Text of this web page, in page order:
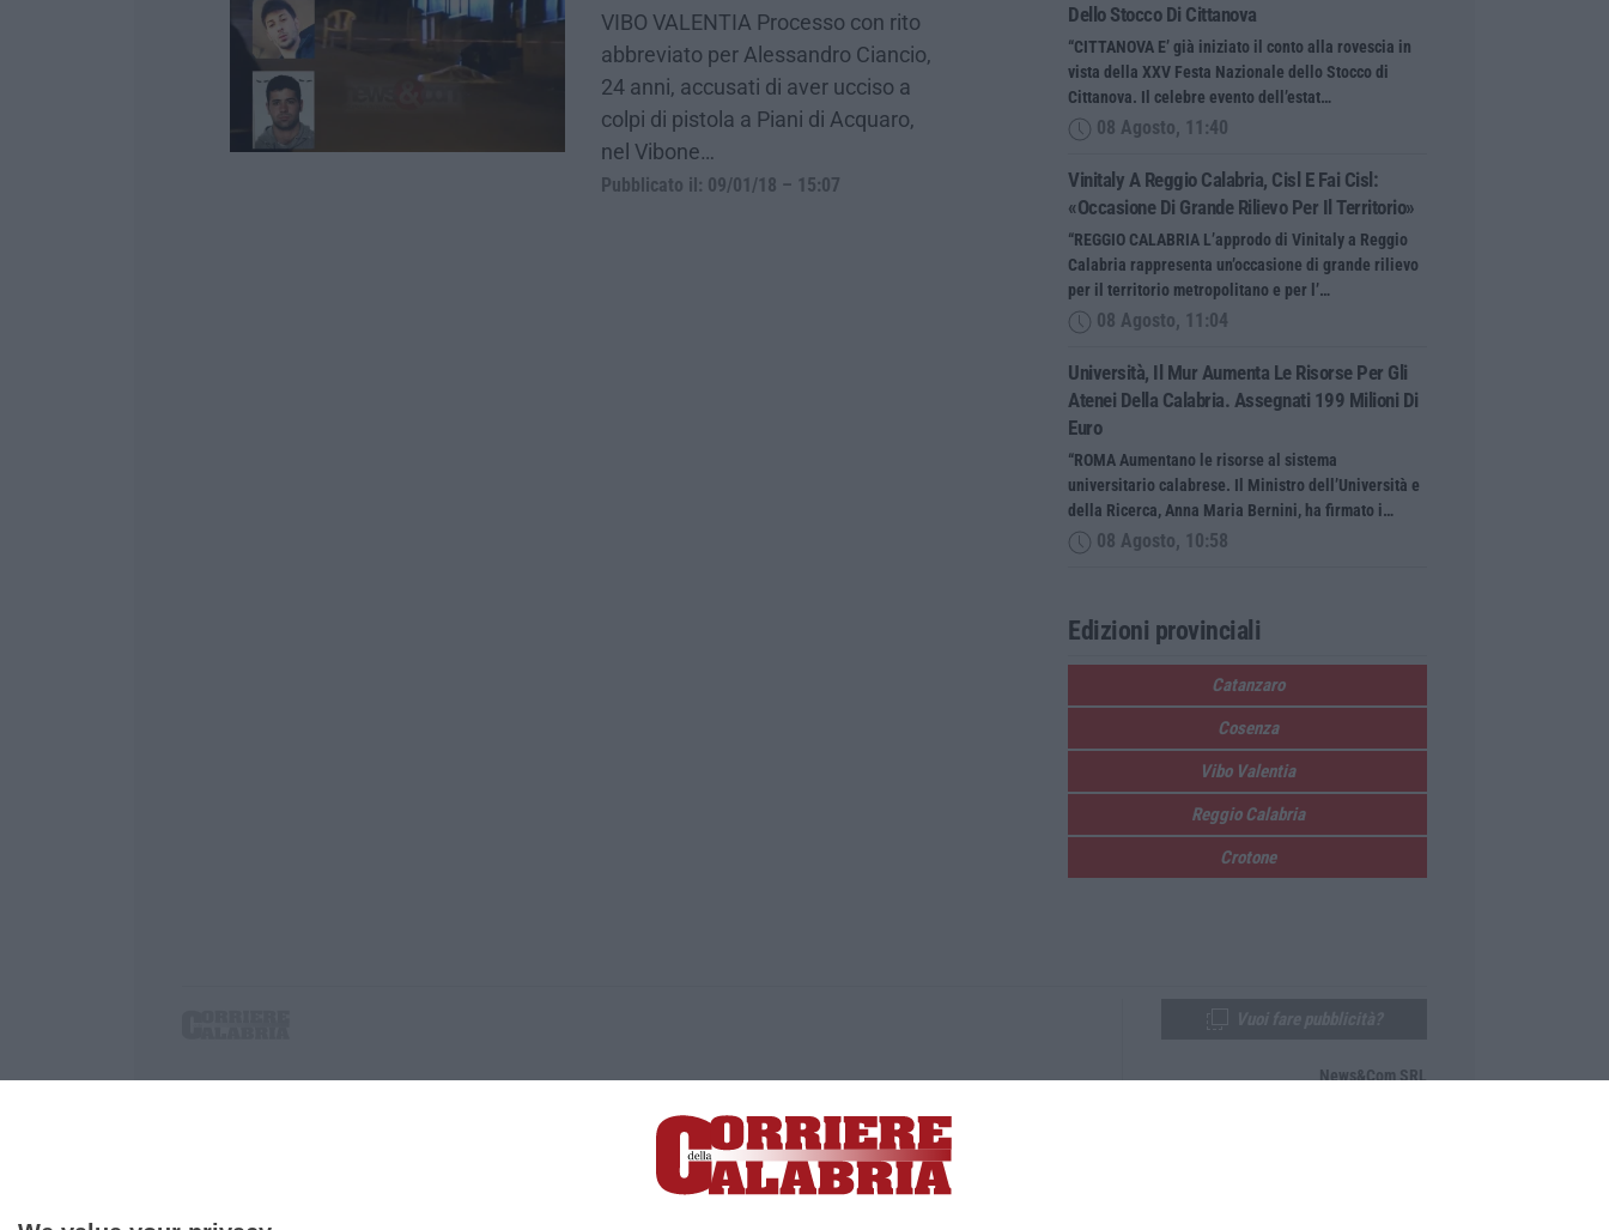
VIBO VALENTIA Processo con rito
abbreviato per Alessandro Ciancio,
24 anni, accusati di aver ucciso a
colpi di pistola a Piani di Acquaro,
nel Vibone…
Pubblicato il: 09/01/18 – 15:07
Dello Stocco Di Cittanova
“CITTANOVA E’ già iniziato il conto alla rovescia in
vista della XXV Festa Nazionale dello Stocco di
Cittanova. Il celebre evento dell’estat…
08 Agosto, 11:40
Vinitaly A Reggio Calabria, Cisl E Fai Cisl:
«Occasione Di Grande Rilievo Per Il Territorio»
“REGGIO CALABRIA L’approdo di Vinitaly a Reggio
Calabria rappresenta un’occasione di grande rilievo
per il territorio metropolitano e per l’…
08 Agosto, 11:04
Università, Il Mur Aumenta Le Risorse Per Gli
Atenei Della Calabria. Assegnati 199 Milioni Di
Euro
“ROMA Aumentano le risorse al sistema
universitario calabrese. Il Ministro dell’Università e
della Ricerca, Anna Maria Bernini, ha firmato i…
08 Agosto, 10:58
Edizioni provinciali
Catanzaro
Cosenza
Vibo Valentia
Reggio Calabria
Crotone
P.IVA. 03199620794, Via del mare 6/G, S.Eufemia, Lamezia Terme (CZ)
Iscrizione tribunale di Lamezia Terme 5/2011 - Direttore responsabile Paola Militano |Privacy
News&Com SRL